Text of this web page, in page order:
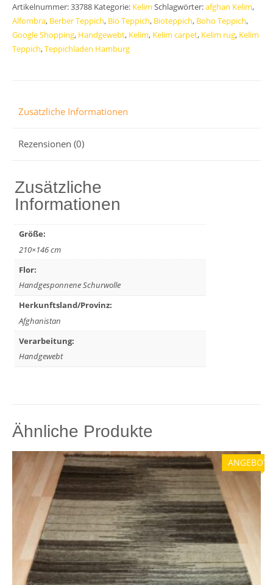
210x146
Handgewebt
Unikat
Menge
Artikelnummer:33788 Kategorie: Kelim Schlagwörter:afghan Kelim,
Alfombra, Berber Teppich, Bio Teppich, Bioteppich, Boho Teppich,
Google Shopping, Handgewebt, Kelim, Kelim carpet, Kelim rug, Kelim
Teppich,Teppichladen Hamburg
Zusätzliche Informationen
Rezensionen (0)
Zusätzliche
Informationen
Größe:
210×146 cm
Flor:
Handgesponnene Schurwolle
Herkunftsland/Provinz:
Afghanistan
Verarbeitung:
Handgewebt
Ähnliche Produkte
ANGEBOT!